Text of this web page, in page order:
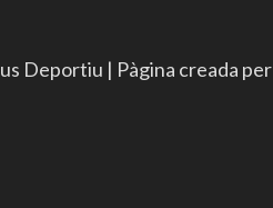
Deportiu | Pàgina creada per